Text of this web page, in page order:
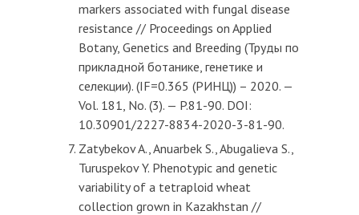
markers associated with fungal disease
resistance // Proceedings on Applied
Botany, Genetics and Breeding (Труды по
прикладной ботанике, генетике и
селекции). (IF=0.365 (РИНЦ)) – 2020. —
Vol. 181, No. (3). — P.81-90. DOI:
10.30901/2227-8834-2020-3-81-90.
Zatybekov A., Anuarbek S., Abugalieva S.,
Turuspekov Y. Phenotypic and genetic
variability of a tetraploid wheat
collection grown in Kazakhstan //